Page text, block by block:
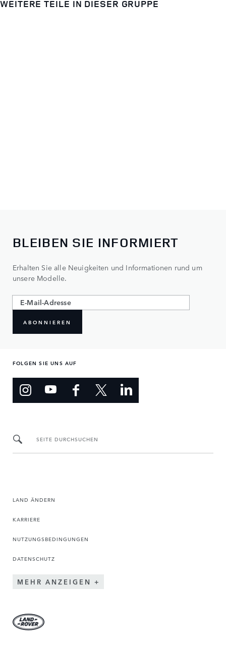
WEITERE TEILE IN DIESER GRUPPE
BLEIBEN SIE INFORMIERT
Erhalten Sie alle Neuigkeiten und Informationen rund um
unsere Modelle.
ABONNIEREN
FOLGEN SIE UNS AUF
SEITE DURCHSUCHEN
LAND ÄNDERN
KARRIERE
NUTZUNGSBEDINGUNGEN
DATENSCHUTZ
MEHR ANZEIGEN